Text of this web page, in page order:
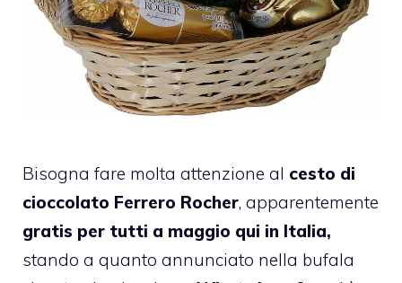
Bisogna fare molta attenzione al cesto di
cioccolato Ferrero Rocher, apparentemente
gratis per tutti a maggio qui in Italia,
stando a quanto annunciato nella bufala